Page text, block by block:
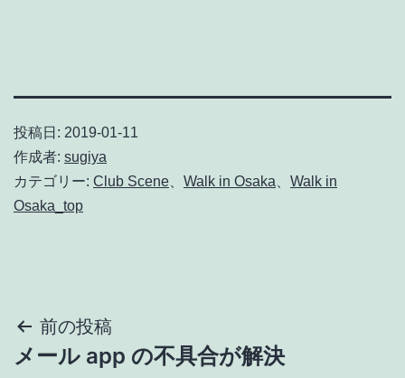
投稿日: 2019-01-11
作成者: sugiya
カテゴリー: Club Scene、 Walk in Osaka、 Walk in
Osaka_top
投前の投稿
メール app の不具合が解決